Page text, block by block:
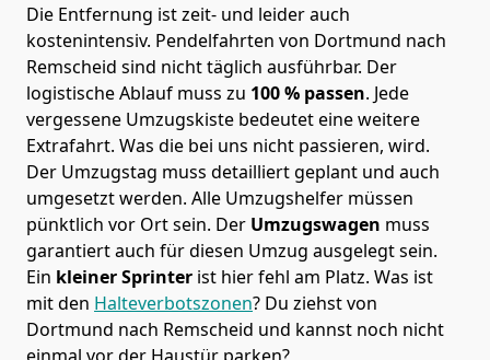
Die Entfernung ist zeit- und leider auch
kostenintensiv. Pendelfahrten von Dortmund nach
Remscheid sind nicht täglich ausführbar. Der
logistische Ablauf muss zu 100 % passen. Jede
vergessene Umzugskiste bedeutet eine weitere
Extrafahrt. Was die bei uns nicht passieren, wird.
Der Umzugstag muss detailliert geplant und auch
umgesetzt werden. Alle Umzugshelfer müssen
pünktlich vor Ort sein. Der Umzugswagen muss
garantiert auch für diesen Umzug ausgelegt sein.
Ein kleiner Sprinter ist hier fehl am Platz. Was ist
mit den Halteverbotszonen? Du ziehst von
Dortmund nach Remscheid und kannst noch nicht